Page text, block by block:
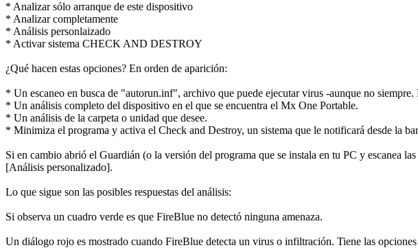
* Analizar sólo arranque de este dispositivo
* Analizar completamente
* Análisis personlaizado
* Activar sistema CHECK AND DESTROY
¿Qué hacen estas opciones? En orden de aparición:
* Un escaneo en busca de "autorun.inf", archivo que puede ejecutar virus -aunque no
* Un análisis completo del dispositivo en el que se encuentra el Mx One Portable.
* Un análisis de la carpeta o unidad que desee.
* Minimiza el programa y activa el Check and Destroy, un sistema que le notificará desde la
Si en cambio abrió el Guardián (o la versión del programa que se instala en tu PC y escanea
[Análisis personalizado].
Lo que sigue son las posibles respuestas del análisis:
Si observa un cuadro verde es que FireBlue no detectó ninguna amenaza.
Un diálogo rojo es mostrado cuando FireBlue detecta un virus o infiltración. Tiene las